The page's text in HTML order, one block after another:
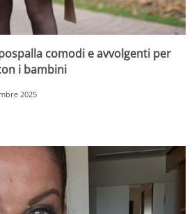
comodi e avvolgenti per
i bambini
2025